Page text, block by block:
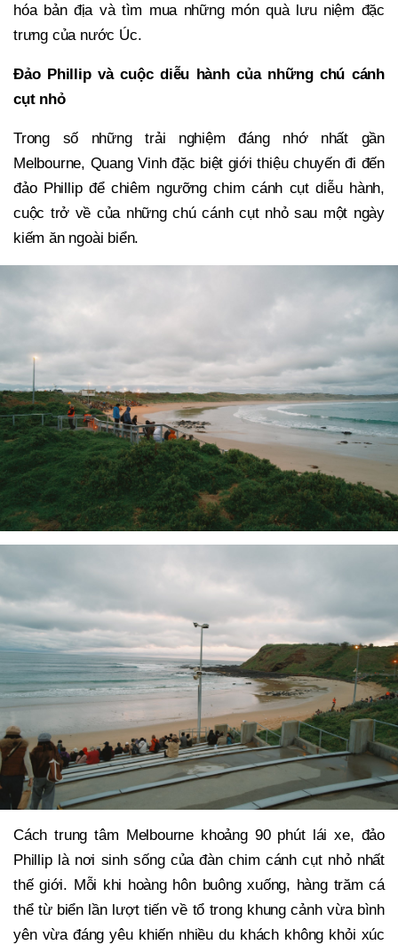
hóa bản địa và tìm mua những món quà lưu niệm đặc
trưng của nước Úc.
Đảo Phillip và cuộc diễu hành của những chú cánh
cụt nhỏ
Trong số những trải nghiệm đáng nhớ nhất gần
Melbourne, Quang Vinh đặc biệt giới thiệu chuyến đi đến
đảo Phillip để chiêm ngưỡng chim cánh cụt diễu hành,
cuộc trở về của những chú cánh cụt nhỏ sau một ngày
kiếm ăn ngoài biển.
Cách trung tâm Melbourne khoảng 90 phút lái xe, đảo
Phillip là nơi sinh sống của đàn chim cánh cụt nhỏ nhất
thế giới. Mỗi khi hoàng hôn buông xuống, hàng trăm cá
thể từ biển lần lượt tiến về tổ trong khung cảnh vừa bình
yên vừa đáng yêu khiến nhiều du khách không khỏi xúc